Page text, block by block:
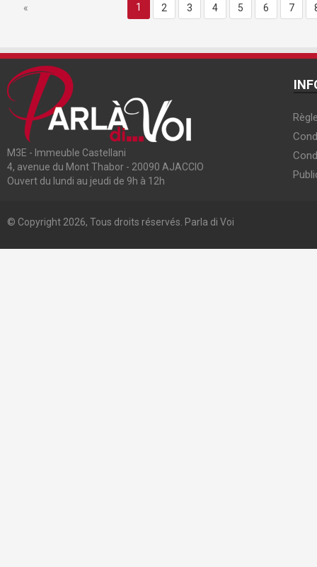
« 1 2 3 4 5 6 7
M3E - Immeuble Castellani
4, avenue du Mont Thabor - 20090 AJACCIO
Ouvert du lundi au jeudi de 9h à 12h
© Copyright 2026, Tous droits réservés. Parla di Voi